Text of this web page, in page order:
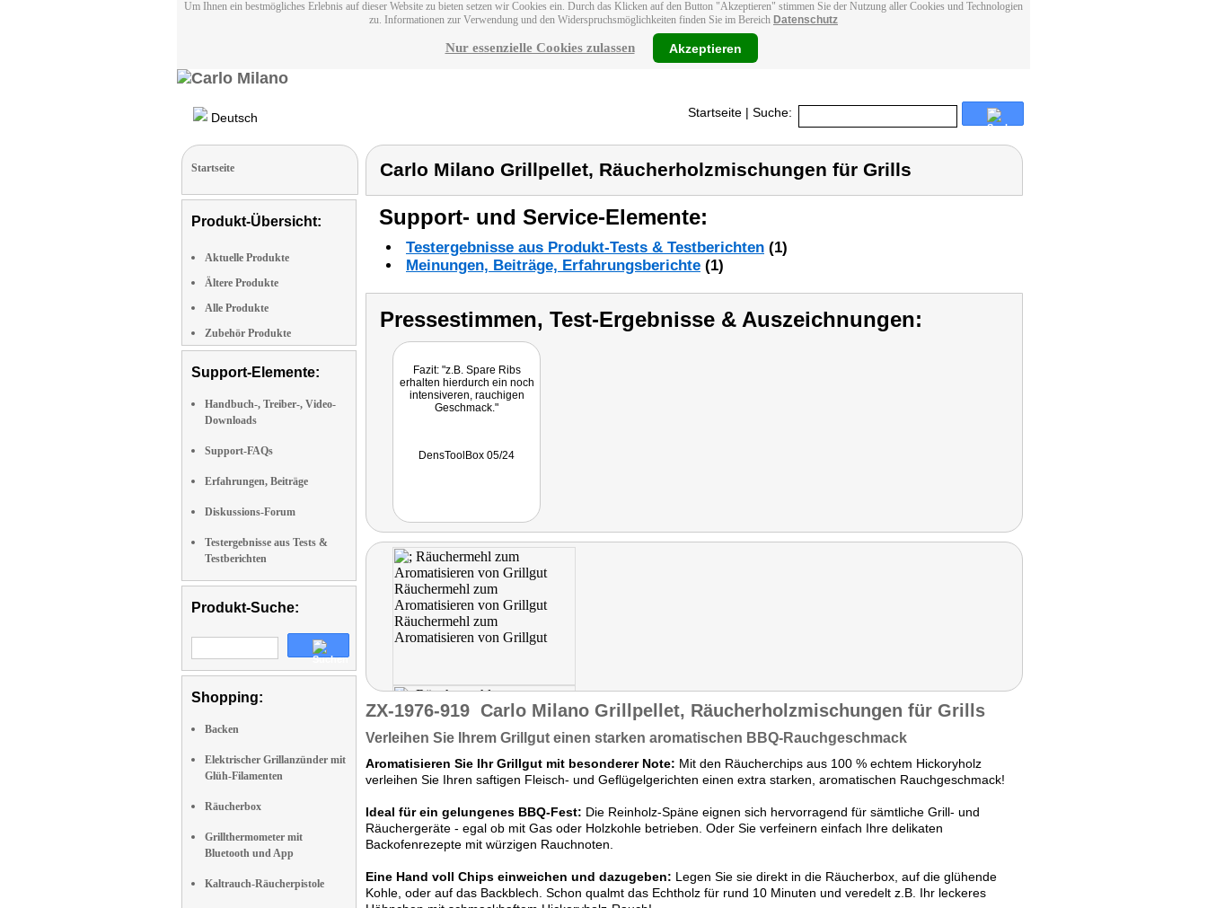
Um Ihnen ein bestmögliches Erlebnis auf dieser Website zu bieten setzen wir Cookies ein. Durch das Klicken auf den Button "Akzeptieren" stimmen Sie der Nutzung aller Cookies und Technologien
zu. Informationen zur Verwendung und den Widerspruchsmöglichkeiten finden Sie im Bereich Datenschutz
Nur essenzielle Cookies zulassen Akzeptieren
Deutsch Startseite | Suche:
Startseite
Produkt-Übersicht:
Aktuelle Produkte
Ältere Produkte
Alle Produkte
Zubehör Produkte
Support-Elemente:
Handbuch-, Treiber-, Video-
Downloads
Support-FAQs
Erfahrungen, Beiträge
Diskussions-Forum
Testergebnisse aus Tests &
Testberichten
Produkt-Suche:
Shopping:
Backen
Elektrischer Grillanzünder mit
Glüh-Filamenten
Räucherbox
Grillthermometer mit
Bluetooth und App
Kaltrauch-Räucherpistole
Carlo Milano Grillpellet, Räucherholzmischungen für Grills
Support- und Service-Elemente:
Testergebnisse aus Produkt-Tests & Testberichten (1)
Meinungen, Beiträge, Erfahrungsberichte (1)
Pressestimmen, Test-Ergebnisse & Auszeichnungen:
Fazit: "z.B. Spare Ribs
erhalten hierdurch ein noch
intensiveren, rauchigen
Geschmack."
DensToolBox 05/24
ZX-1976-919 Carlo Milano Grillpellet, Räucherholzmischungen für Grills
Verleihen Sie Ihrem Grillgut einen starken aromatischen BBQ-Rauchgeschmack
Aromatisieren Sie Ihr Grillgut mit besonderer Note: Mit den Räucherchips aus 100 % echtem Hickoryholz
verleihen Sie Ihren saftigen Fleisch- und Geflügelgerichten einen extra starken, aromatischen Rauchgeschmack!
Ideal für ein gelungenes BBQ-Fest: Die Reinholz-Späne eignen sich hervorragend für sämtliche Grill- und
Räuchergeräte - egal ob mit Gas oder Holzkohle betrieben. Oder Sie verfeinern einfach Ihre delikaten
Backofenrezepte mit würzigen Rauchnoten.
Eine Hand voll Chips einweichen und dazugeben: Legen Sie sie direkt in die Räucherbox, auf die glühende
Kohle, oder auf das Backblech. Schon qualmt das Echtholz für rund 10 Minuten und veredelt z.B. Ihr leckeres